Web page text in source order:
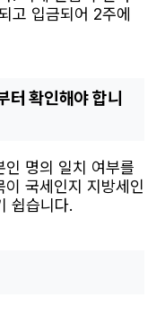
고 입금되어 2주에
터 확인해야 합니
명의 일치 여부를
국세인지 지방세인
쉽습니다.